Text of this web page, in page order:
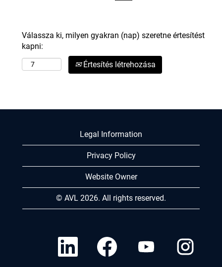
Válassza ki, milyen gyakran (nap) szeretne értesítést
kapni:
Értesítés létrehozása
Legal Information
Privacy Policy
Website Owner
© AVL 2026. All rights reserved.
Ú
f
Ú